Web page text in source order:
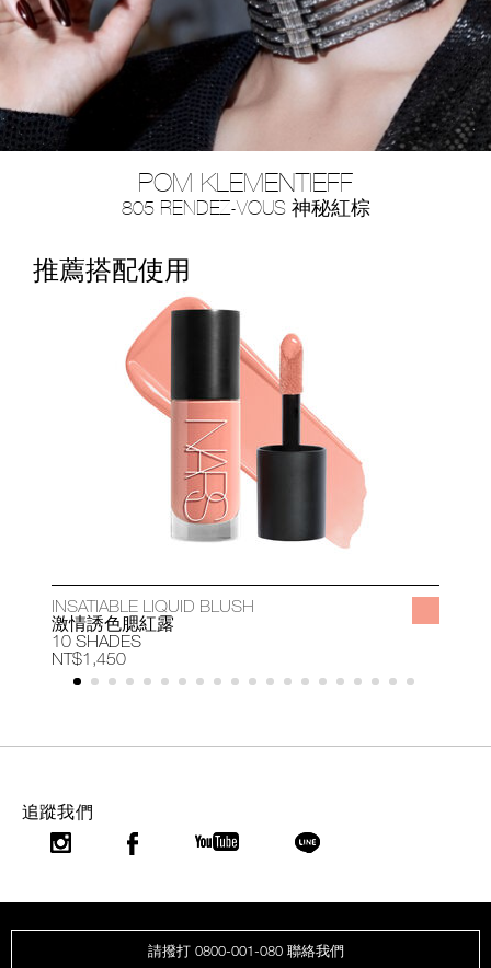
POM KLEMENTIEFF
805 RENDEZ-VOUS 神秘紅棕
推薦搭配使用
INSATIABLE LIQUID BLUSH
激情誘色腮紅露
10 SHADES
NT$1,450
追蹤我們
請撥打 0800-001-080 聯絡我們